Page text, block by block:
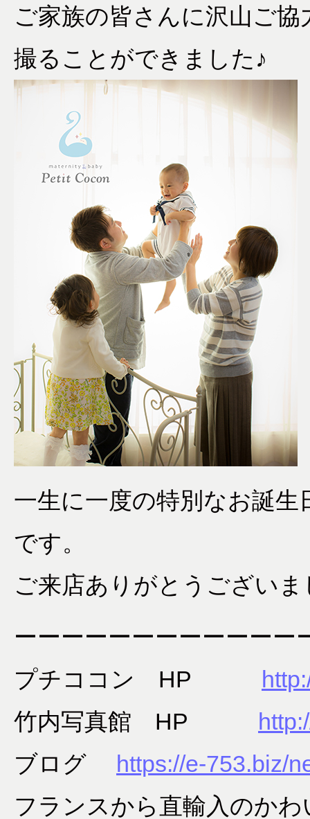
ご家族の皆さんに沢山ご
撮ることができました♪
一生に一度の特別なお誕
です。
ご来店ありがとうございま
ーーーーーーーーーーーー
プチココン HP
竹内写真館 HP
ブログ https://e-753.biz/
フランスから直輸入のか